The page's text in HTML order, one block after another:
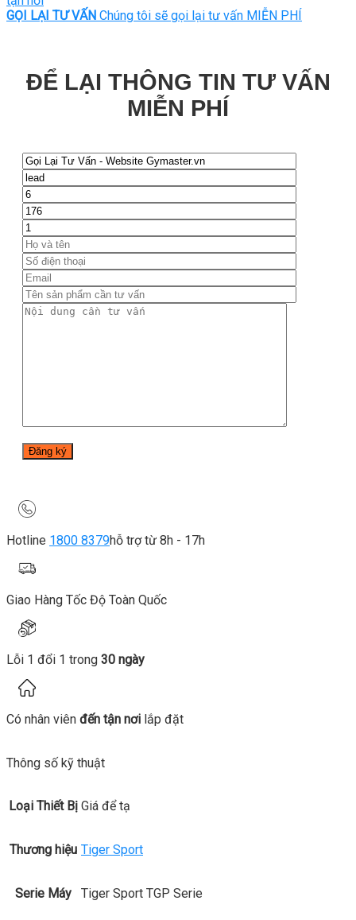
GỌI LẠI TƯ VẤN Chúng tôi sẽ gọi lại tư vấn MIỄN PHÍ
ĐỂ LẠI THÔNG TIN TƯ VẤN
MIỄN PHÍ
Hotline 1800 8379hỗ trợ từ 8h - 17h
Giao Hàng Tốc Độ Toàn Quốc
Lỗi 1 đổi 1 trong 30 ngày
Có nhân viên đến tận nơi lắp đặt
Thông số kỹ thuật
Loại Thiết Bị Giá để tạ
Thương hiệu Tiger Sport
Serie Máy Tiger Sport TGP Serie